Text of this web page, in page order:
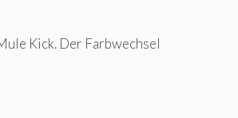
Kick. Der Farbwechsel